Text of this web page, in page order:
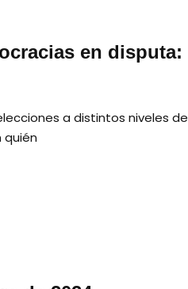
en disputa:
a distintos niveles de
quién